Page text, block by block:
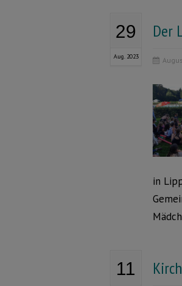
29
Aug. 2023
Der
in
11